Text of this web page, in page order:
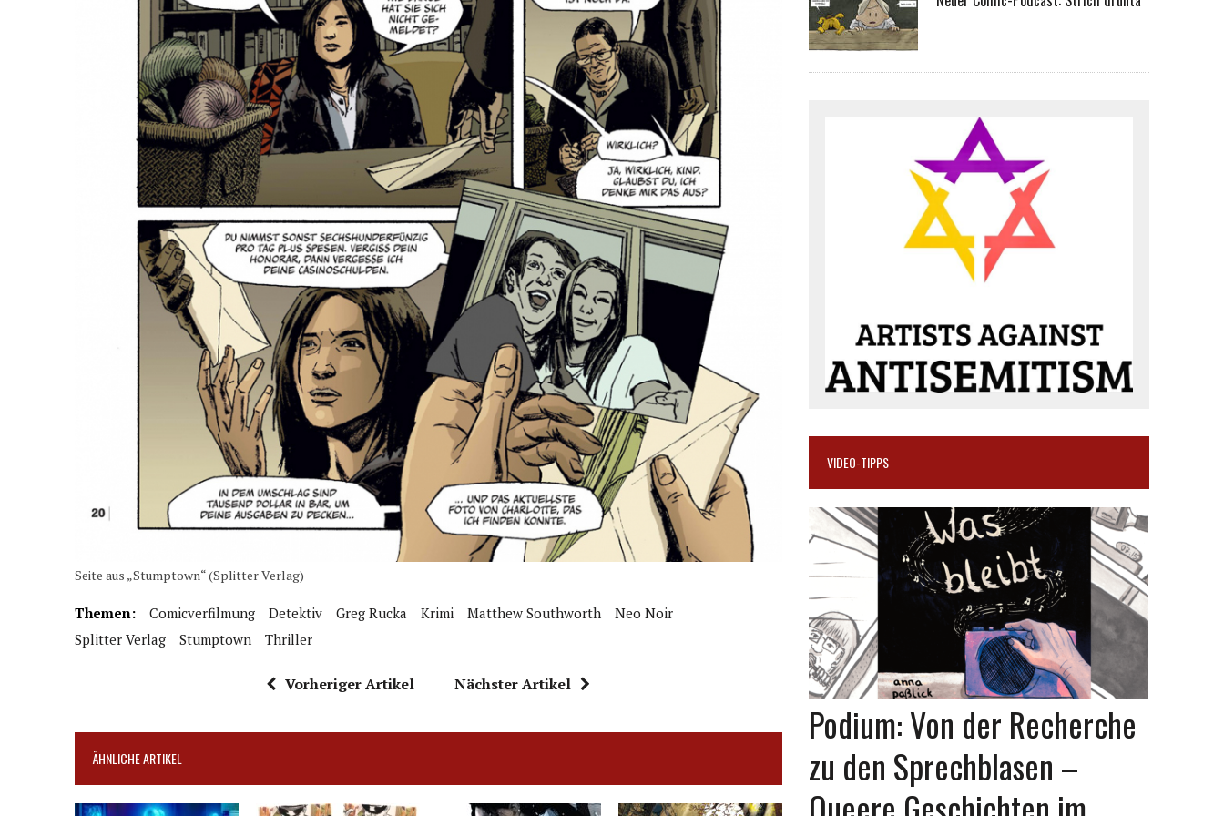
Seite aus „Stumptown“ (Splitter Verlag)
Themen: Comicverfilmung Detektiv Greg Rucka Krimi Matthew Southworth
Neo Noir
Splitter Verlag
Stumptown Thriller
Vorheriger Artikel Nächster Artikel
ÄHNLICHE ARTIKEL
VIDEO-TIPPS
Podium: Von der Recherche
zu den Sprechblasen –